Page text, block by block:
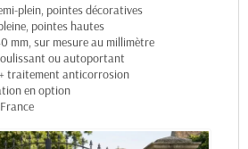
plein, pointes décoratives
pointes hautes
mm, sur mesure au millimètre
ou autoportant
traitement anticorrosion
en option